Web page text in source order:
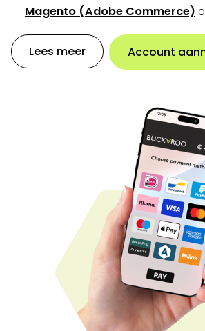
Magento (Adobe Commerce)
Lees meer Account